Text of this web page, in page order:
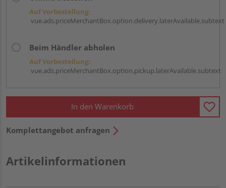
Auf Vorbestellung:
vue.ads.priceMerchantBox.option.delivery.laterAvailable.subtext
Beim Händler abholen
Auf Vorbestellung:
vue.ads.priceMerchantBox.option.pickup.laterAvailable.subtext
In den Warenkorb
Komplettangebot anfragen
Artikelinformationen